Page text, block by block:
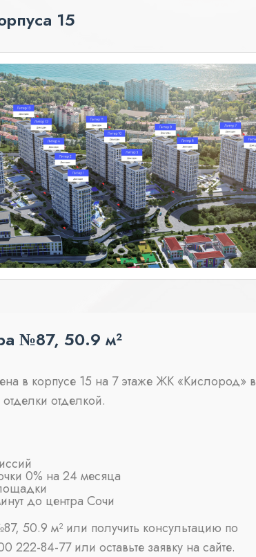
15
№87, 50.9 м²
в корпусе 15 на 7 этаже ЖК «Кислород» в
отделкой.
0% на 24 месяца
до центра Сочи
50.9 м² или получить консультацию по
222-84-77 или оставьте заявку на сайте.